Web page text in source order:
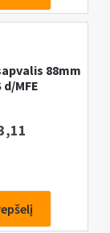
88mm
d/MFE